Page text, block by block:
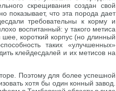
скрещивания создан свой
показывает, что эта порода дает
требовательны к корму и
воспитанный: у такого метиса
короткий корпус (но длинный
таких «улучшенных»
клейдесдалей и их метисов на
Поэтому для более успешной
хотя бы один конный завод.